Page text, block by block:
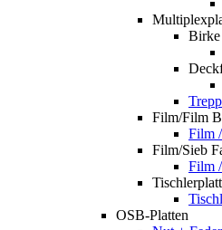
Birke
Film/Film
Film
Film/Sieb
Film
OSB-Platten